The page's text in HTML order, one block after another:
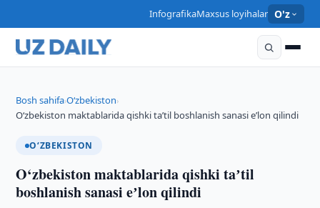
InfografikaMaxsus loyihalar O'z
Bosh sahifa›O‘zbekiston›
O‘zbekiston maktablarida qishki taʼtil boshlanish sanasi eʼlon qilindi
O‘ZBEKISTON
O‘zbekiston maktablarida qishki taʼtil
boshlanish sanasi eʼlon qilindi